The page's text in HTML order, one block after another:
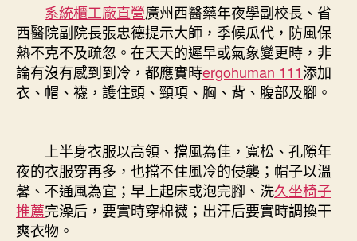
系統櫃工廠直營廣州西醫藥年夜學副校長、省
西醫院副院長張忠德提示大師，季候瓜代，防風保
熱不克不及疏忽。在天天的遲早或氣象變更時，非
論有沒有感到到冷，都應實時ergohuman 111添加
衣、帽、襪，護住頭、頸項、胸、背、腹部及腳。
上半身衣服以高領、擋風為佳，寬松、孔隙年
夜的衣服穿再多，也擋不住風冷的侵襲；帽子以溫
馨、不通風為宜；早上起床或泡完腳、洗久坐椅子
推薦完澡后，要實時穿棉襪；出汗后要實時調換干
爽衣物。